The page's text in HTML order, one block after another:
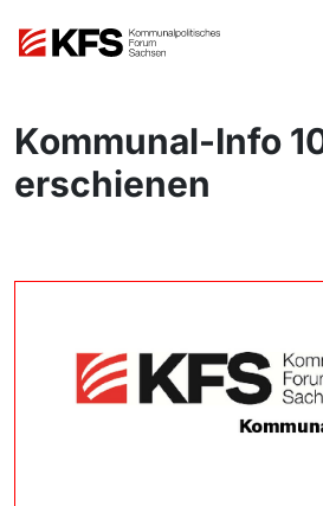
Kommunal-Info
erschienen